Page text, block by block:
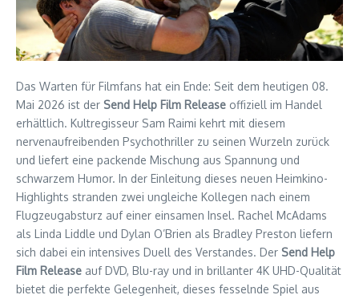
Das Warten für Filmfans hat ein Ende: Seit dem heutigen 08.
Mai 2026 ist der Send Help Film Release offiziell im Handel
erhältlich. Kultregisseur Sam Raimi kehrt mit diesem
nervenaufreibenden Psychothriller zu seinen Wurzeln zurück
und liefert eine packende Mischung aus Spannung und
schwarzem Humor. In der Einleitung dieses neuen Heimkino-
Highlights stranden zwei ungleiche Kollegen nach einem
Flugzeugabsturz auf einer einsamen Insel. Rachel McAdams
als Linda Liddle und Dylan O’Brien als Bradley Preston liefern
sich dabei ein intensives Duell des Verstandes. Der Send Help
Film Release auf DVD, Blu-ray und in brillanter 4K UHD-Qualität
bietet die perfekte Gelegenheit, dieses fesselnde Spiel aus